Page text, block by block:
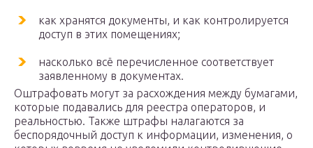
как хранятся документы, и как контролируется
доступ в этих помещениях;
насколько всё перечисленное соответствует
заявленному в документах.
Оштрафовать могут за расхождения между бумагами,
которые подавались для реестра операторов, и
реальностью. Также штрафы налагаются за
беспорядочный доступ к информации, изменения, о